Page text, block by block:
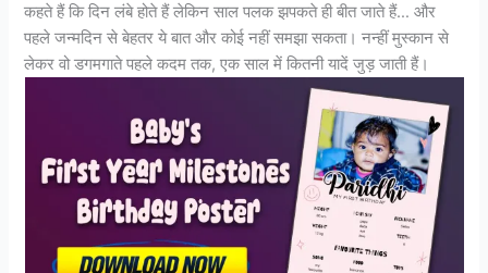
कहते हैं कि दिन लंबे होते हैं लेकिन साल पलक झपकते ही बीत जाते हैं… और
पहले जन्मदिन से बेहतर ये बात और कोई नहीं समझा सकता। नन्हीं मुस्कान से
लेकर वो डगमगाते पहले कदम तक, एक साल में कितनी यादें जुड़ जाती हैं।